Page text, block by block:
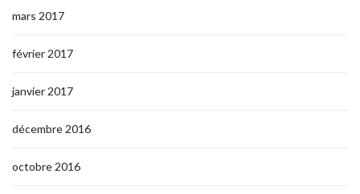
mars 2017
février 2017
janvier 2017
décembre 2016
octobre 2016